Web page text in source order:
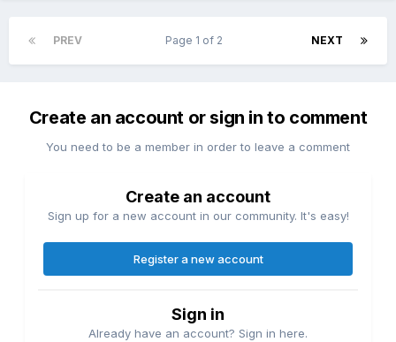
PREV NEXT
Page 1 of 2
Create an account or sign in to comment
You need to be a member in order to leave a comment
Create an account
Sign up for a new account in our community. It's easy!
Register a new account
Sign in
Already have an account? Sign in here.